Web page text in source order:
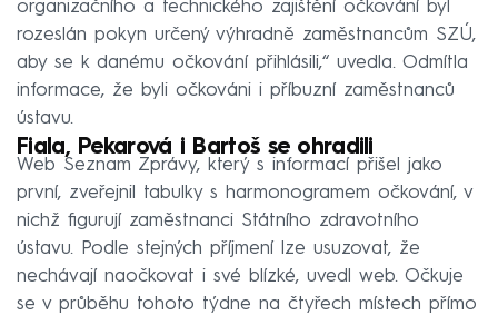
organizačního a technického zajištění očkování byl
rozeslán pokyn určený výhradně zaměstnancům SZÚ,
aby se k danému očkování přihlásili,“ uvedla. Odmítla
informace, že byli očkováni i příbuzní zaměstnanců
ústavu.
Fiala, Pekarová i Bartoš se ohradili
Web Seznam Zprávy, který s informací přišel jako
první, zveřejnil tabulky s harmonogramem očkování, v
nichž figurují zaměstnanci Státního zdravotního
ústavu. Podle stejných příjmení lze usuzovat, že
nechávají naočkovat i své blízké, uvedl web. Očkuje
se v průběhu tohoto týdne na čtyřech místech přímo